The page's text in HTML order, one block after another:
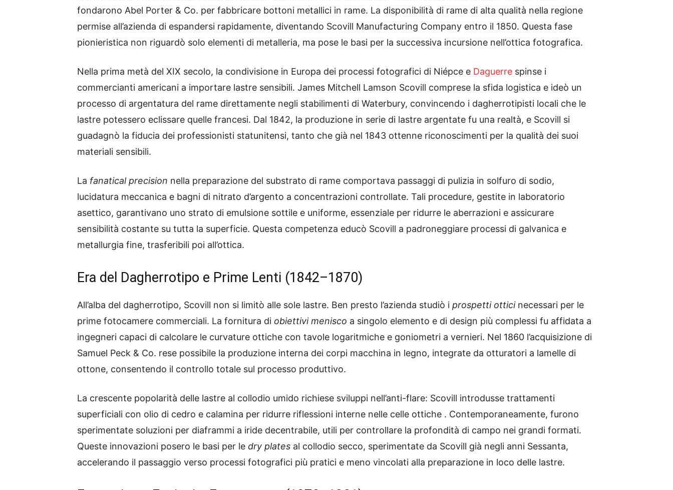
fondarono Abel Porter & Co. per fabbricare bottoni metallici in rame. La disponibilità di rame di alta qualità nella regione
permise all’azienda di espandersi rapidamente, diventando Scovill Manufacturing Company entro il 1850. Questa fase
pionieristica non riguardò solo elementi di metalleria, ma pose le basi per la successiva incursione nell’ottica fotografica.
Nella prima metà del XIX secolo, la condivisione in Europa dei processi fotografici di Niépce e Daguerre spinse i
commercianti americani a importare lastre sensibili. James Mitchell Lamson Scovill comprese la sfida logistica e ideò un
processo di argentatura del rame direttamente negli stabilimenti di Waterbury, convincendo i dagherrotipisti locali che le
lastre potessero eclissare quelle francesi. Dal 1842, la produzione in serie di lastre argentate fu una realtà, e Scovill si
guadagnò la fiducia dei professionisti statunitensi, tanto che già nel 1843 ottenne riconoscimenti per la qualità dei suoi
materiali sensibili.
La fanatical precision nella preparazione del substrato di rame comportava passaggi di pulizia in solfuro di sodio,
lucidatura meccanica e bagni di nitrato d’argento a concentrazioni controllate. Tali procedure, gestite in laboratorio
asettico, garantivano uno strato di emulsione sottile e uniforme, essenziale per ridurre le aberrazioni e assicurare
sensibilità costante su tutta la superficie. Questa competenza educò Scovill a padroneggiare processi di galvanica e
metallurgia fine, trasferibili poi all’ottica.
Era del Dagherrotipo e Prime Lenti (1842–1870)
All’alba del dagherrotipo, Scovill non si limitò alle sole lastre. Ben presto l’azienda studiò i prospetti otticinecessari per le
prime fotocamere commerciali. La fornitura di obiettivi menisco a singolo elemento e di design più complessi fu affidata a
ingegneri capaci di calcolare le curvature ottiche con tavole logaritmiche e goniometri a vernieri. Nel 1860 l’acquisizione di
Samuel Peck & Co. rese possibile la produzione interna dei corpi macchina in legno, integrate da otturatori a lamelle di
ottone, consentendo il controllo totale sul processo produttivo.
La crescente popolarità delle lastre al collodio umido richiese sviluppi nell’anti-flare: Scovill introdusse trattamenti
superficiali con olio di cedro e calamina per ridurre riflessioni interne nelle celle ottiche . Contemporaneamente, furono
sperimentate soluzioni per diaframmi a iride decentrabile, utili per controllare la profondità di campo nei grandi formati.
Queste innovazioni posero le basi per le dry plates al collodio secco, sperimentate da Scovill già negli anni Sessanta,
accelerando il passaggio verso processi fotografici più pratici e meno vincolati alla preparazione in loco delle lastre.